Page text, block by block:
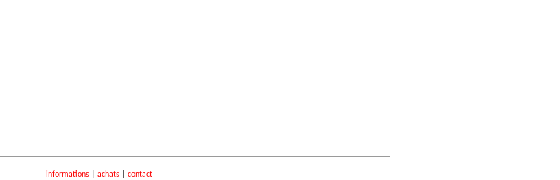
informations| achats| contact